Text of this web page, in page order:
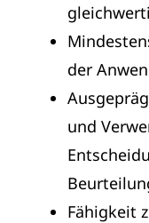
der
und
Fähigkeit